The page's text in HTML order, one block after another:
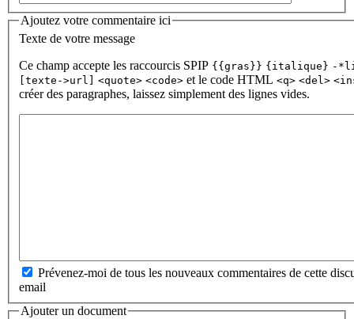
Ajoutez votre commentaire ici
Texte de votre message
Ce champ accepte les raccourcis SPIP {{gras}} {italique} -
[texte->url]
<quote> <code> et le code HTML <q> <del>
créer des paragraphes, laissez simplement des lignes vides.
Prévenez-moi de tous les nouveaux commentaires de cette
email
Ajouter un document